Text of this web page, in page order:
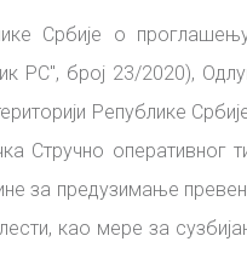
Србије о
РС", број 23/2020),
Републике
Стручно оперативног
за предузимање
као мере за